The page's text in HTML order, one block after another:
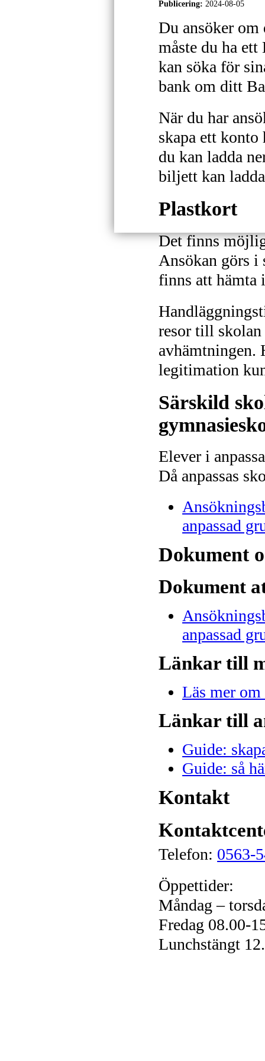
Publicering: 2024-08-05
Du ansöker
måste du ha
kan söka för
bank om ditt
När du har
skapa ett
du kan ladda
biljett kan
Plastkort
Det finns
Ansökan görs i
finns att hämta
resor till
avhämtningen.
legitimation
Särskild
Elever i
Då anpassas
anpassad
Dokument
Dokument
anpassad
Länkar till
Läs mer
Länkar till
Guide:
Guide: så
Kontakt
Telefon: 0563-
Öppettider:
Måndag –
Fredag 08.00-
Lunchstängt